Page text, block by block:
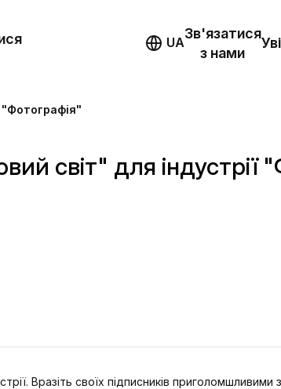
UA
Зв'язатися
з нами
світ" для індустрії
Вразіть своїх підписників